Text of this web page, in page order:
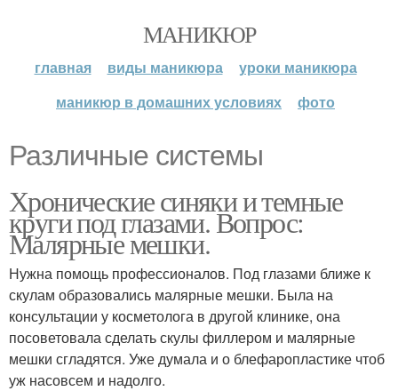
МАНИКЮР
главная виды маникюра
уроки маникюра
маникюр в домашних условиях
фото
Различные системы
Хронические синяки и темные
круги под глазами. Вопрос:
Малярные мешки.
Нужна помощь профессионалов. Под глазами ближе к
скулам образовались малярные мешки. Была на
консультации у косметолога в другой клинике, она
посоветовала сделать скулы филлером и малярные
мешки сгладятся. Уже думала и о блефаропластике чтоб
уж насовсем и надолго.